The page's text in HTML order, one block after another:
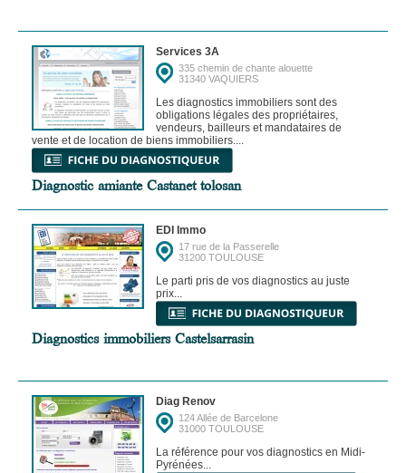
Services 3A
335 chemin de chante alouette
31340 VAQUIERS
Les diagnostics immobiliers sont des
obligations légales des propriétaires,
vendeurs, bailleurs et mandataires de
vente et de location de biens immobiliers....
Diagnostic amiante Castanet tolosan
EDI Immo
17 rue de la Passerelle
31200 TOULOUSE
Le parti pris de vos diagnostics au juste
prix...
Diagnostics immobiliers Castelsarrasin
Diag Renov
124 Allée de Barcelone
31000 TOULOUSE
La référence pour vos diagnostics en Midi-
Pyrénées...